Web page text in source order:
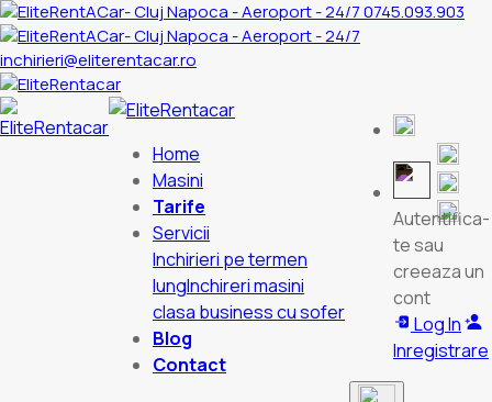
0745.093.903
inchirieri@eliterentacar.ro
Home
Masini
Tarife
Servicii
Inchirieri pe termen
lungInchireri masini
clasa business cu sofer
Blog
Contact
Autentifica-
te sau
creeaza un
cont
Log In
Inregistrare